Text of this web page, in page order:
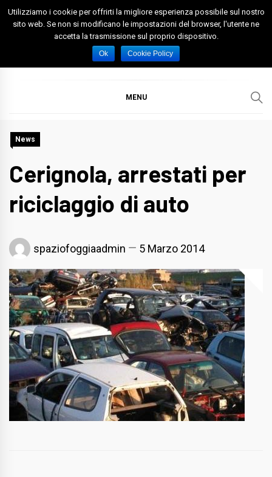
Skip
Spazio Foggia
Foggia News Calcio Eventi e Attività nella Capitanata
MENU
News
Cerignola, arrestati per
riciclaggio di auto
spaziofoggiaadmin 5 Marzo 2014
Utilizziamo i cookie per offrirti la migliore esperienza possibile sul nostro
sito web. Se non si modificano le impostazioni del browser, l'utente ne
accetta la trasmissione sul proprio dispositivo.
Ok Cookie Policy